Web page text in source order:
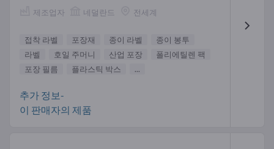
제조업자 네덜란드 전세계
접착 라벨 포장재 종이 라벨
종이 봉투
라벨
호일 주머니 산업 포장
폴리에틸렌 팩
포장 필름
플라스틱 박스 ...
추가 정보-
이 판매자의 제품